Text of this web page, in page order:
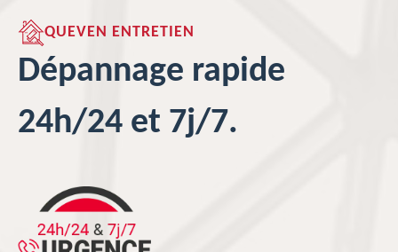
QUEVEN ENTRETIEN
Dépannage rapide
24h/24 et 7j/7.